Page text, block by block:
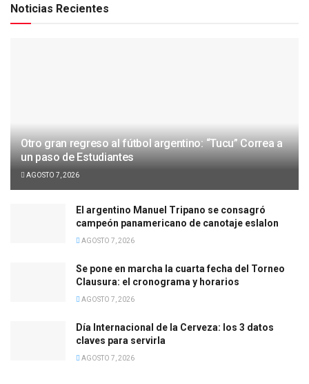
Noticias Recientes
Otro gran regreso al fútbol argentino: “Tucu” Correa a
un paso de Estudiantes
AGOSTO 7, 2026
El argentino Manuel Tripano se consagró
campeón panamericano de canotaje eslalon
AGOSTO 7, 2026
Se pone en marcha la cuarta fecha del Torneo
Clausura: el cronograma y horarios
AGOSTO 7, 2026
Día Internacional de la Cerveza: los 3 datos
claves para servirla
AGOSTO 7, 2026